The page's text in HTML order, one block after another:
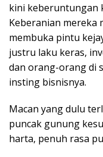
kini keberuntungan
Keberanian mereka
membuka pintu
justru laku keras,
dan orang-orang di
insting bisnisnya.
Macan yang dulu
puncak gunung
harta, penuh rasa